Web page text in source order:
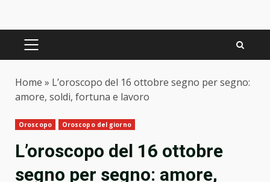
PRIMARY
Home » L’oroscopo del 16 ottobre segno per segno:
amore, soldi, fortuna e lavoro
Oroscopo Oroscopo del giorno
L’oroscopo del 16 ottobre
segno per segno: amore,